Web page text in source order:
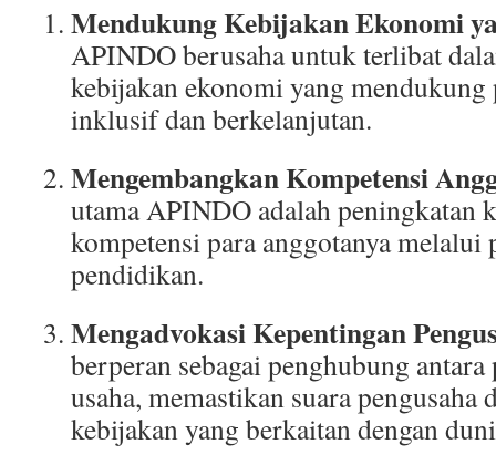
Mendukung Kebijakan Ekonomi
APINDO berusaha untuk terlibat
kebijakan ekonomi yang
inklusif dan berkelanjutan.
Mengembangkan Kompetensi
utama APINDO adalah peningkatan
kompetensi para anggotanya melalui
pendidikan.
Mengadvokasi Kepentingan
berperan sebagai penghubung
usaha, memastikan suara pengusaha
kebijakan yang berkaitan dengan